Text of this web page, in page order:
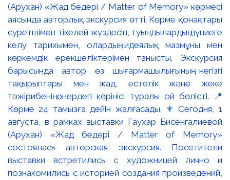
(Арухан) «Жад бедері / Matter of Memory» көрмесі
аясында авторлық экскурсия өтті. Көрме қонақтары
суретшімен тікелей жүздесіп, туындылардың дүниеге
келу тарихымен, олардың идеялық мазмұны мен
көркемдік ерекшеліктерімен танысты. Экскурсия
барысында автор өз шығармашылығының негізгі
тақырыптары мен жад, естелік және жеке
тәжірибенің өнердегі көрінісі туралы ой бөлісті. 📍
Көрме 24 тамызға дейін жалғасады. ⚜️ Сегодня, 1
августа, в рамках выставки Гаухар Бисенгалиевой
(Арухан) «Жад бедері / Matter of Memory»
состоялась авторская экскурсия. Посетители
выставки встретились с художницей лично и
познакомились с историей создания произведений,